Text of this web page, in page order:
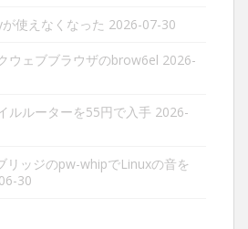
使えなくなった 2026-07-30
ウェブブラウザのbrow6el 2026-
ルルーターを55円で入手 2026-
リッジのpw-whipでLinuxの音を
30